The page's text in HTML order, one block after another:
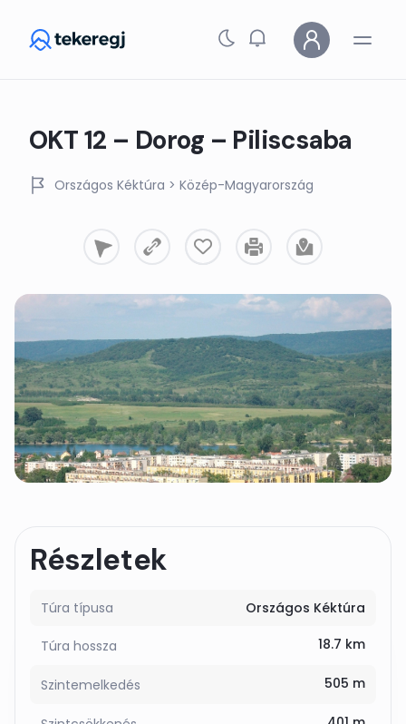
OKT 12 – Dorog – Piliscsaba
Országos Kéktúra > Közép-Magyarország
Részletek
Túra típusa Országos Kéktúra
Túra hossza 18.7 km
Szintemelkedés 505 m